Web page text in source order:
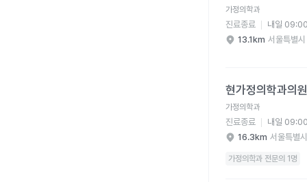
가정의학과
진료종료
내일
13.1km 서울특별
현가정의학과의원
가정의학과
진료종료
내일
16.3km 서울특별
가정의학과 전문의 1명